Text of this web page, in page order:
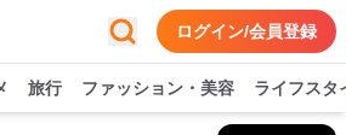
ログイン/会員登録
旅行 ファッション・美容 ライフスタ